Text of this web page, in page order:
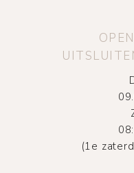
(1e